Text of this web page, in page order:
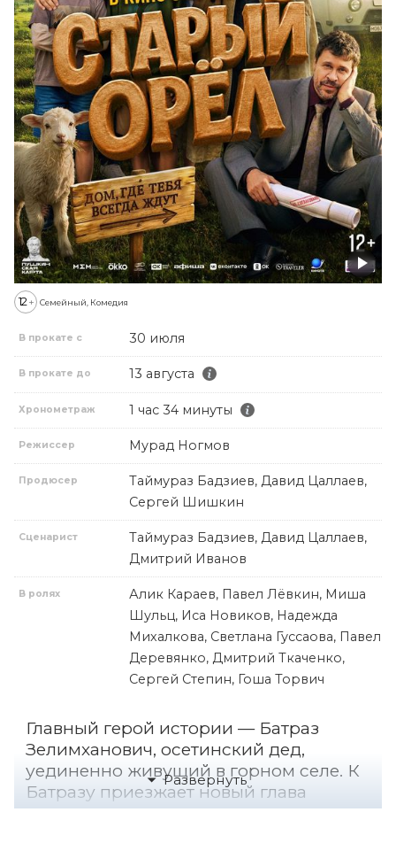
12+ Семейный, Комедия
В прокате с 30 июля
В прокате до 13 августа
Хронометраж 1 час 34 минуты
Режиссер Мурад Ногмов
Продюсер
Таймураз Бадзиев, Давид Цаллаев,
Сергей Шишкин
Сценарист
Таймураз Бадзиев, Давид Цаллаев,
Дмитрий Иванов
В ролях
Алик Караев, Павел Лёвкин, Миша
Шульц, Иса Новиков, Надежда
Михалкова, Светлана Гуссаова, Павел
Деревянко, Дмитрий Ткаченко,
Сергей Степин, Гоша Торвич
Главный герой истории — Батраз
Зелимханович, осетинский дед,
уединенно живущий в горном селе. К
Батразу приезжает новый глава
местной администрации Семен